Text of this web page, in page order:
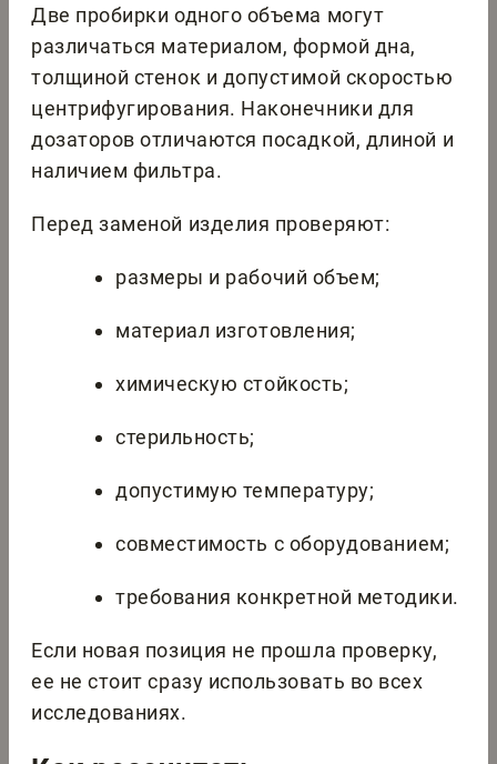
Две пробирки одного объема могут
различаться материалом, формой дна,
толщиной стенок и допустимой скоростью
центрифугирования. Наконечники для
дозаторов отличаются посадкой, длиной и
наличием фильтра.
Перед заменой изделия проверяют:
размеры и рабочий объем;
материал изготовления;
химическую стойкость;
стерильность;
допустимую температуру;
совместимость с оборудованием;
требования конкретной методики.
Если новая позиция не прошла проверку,
ее не стоит сразу использовать во всех
исследованиях.